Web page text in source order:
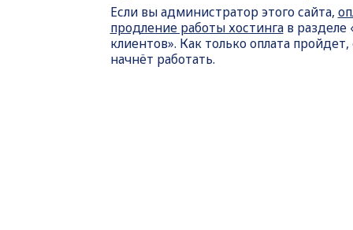
Если вы администратор этого сайта,
продление работы хостингав разделе
клиентов». Как только оплата пройдет,
начнёт работать.